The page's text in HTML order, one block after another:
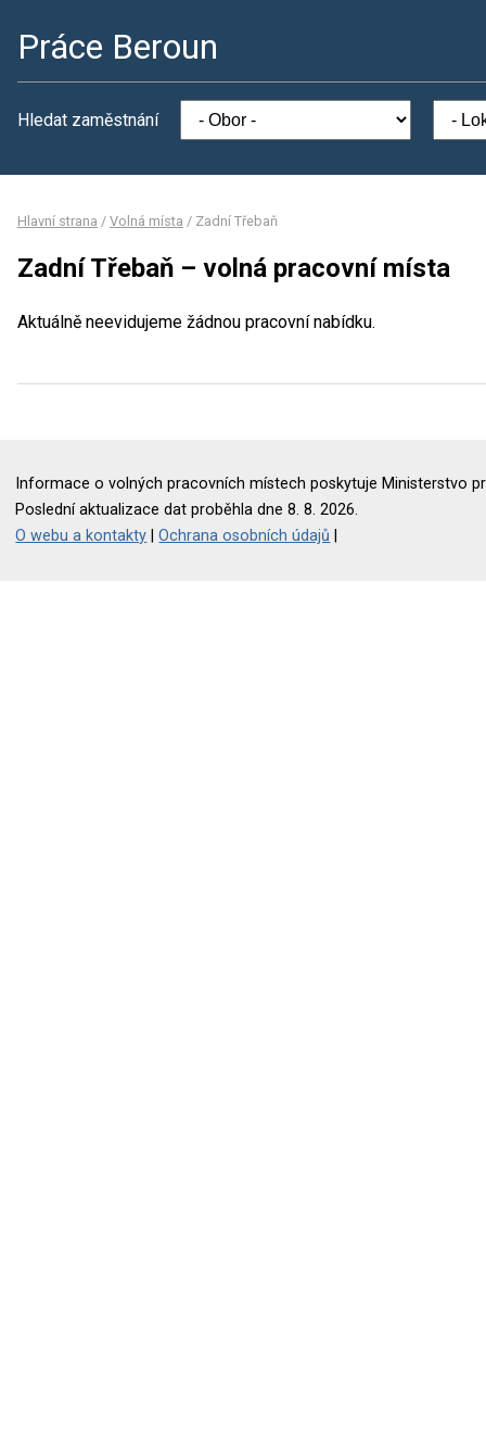
Práce Beroun
Hledat zaměstnání
Hlavní strana / Volná místa / Zadní Třebaň
Zadní Třebaň – volná pracovní místa
Aktuálně neevidujeme žádnou pracovní nabídku.
Informace o volných pracovních místech poskytuje Ministerstvo
Poslední aktualizace dat proběhla dne 8. 8. 2026.
O webu a kontakty |Ochrana osobních údajů